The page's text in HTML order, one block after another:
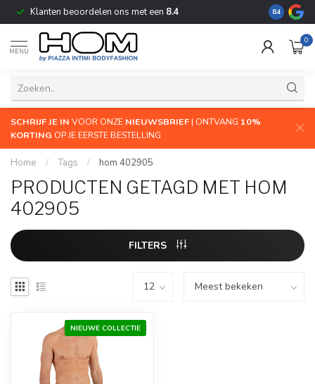
Klanten beoordelen ons met een 8.4 De
8.4
MENU
0
SCHRIJF JE IN VOOR ONZE NIEUWSBRIEF| ONTVANG 10%
KORTING OP JE EERSTE BESTELLING
Home / Tags / hom 402905
PRODUCTEN GETAGD MET HOM
402905
FILTERS
NIEUWE COLLECTIE